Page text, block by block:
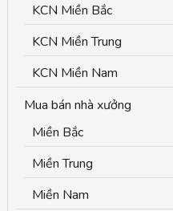
KCN Miền Bắc
KCN Miền Trung
KCN Miền Nam
Mua bán nhà xưởng
Miền Bắc
Miền Trung
Miền Nam